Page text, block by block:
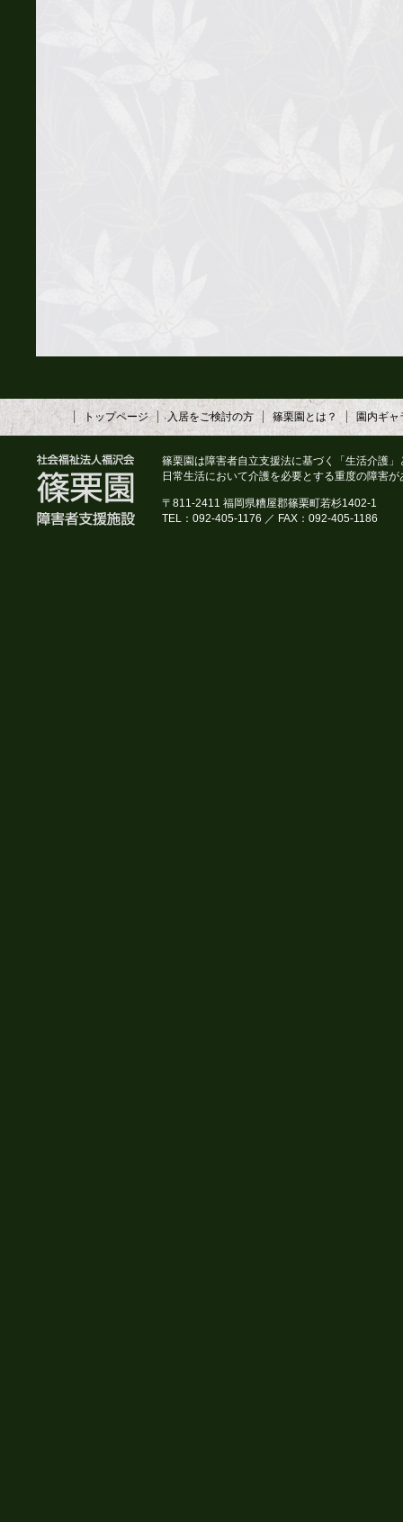
トップページ 入居をご検討の方 篠栗園とは？ 園内ギャ
篠栗園は障害者自立支援法に基づく「生活介護
日常生活において介護を必要とする重度の障害
〒811-2411 福岡県糟屋郡篠栗町若杉1402-1
TEL：092-405-1176 ／ FAX：092-405-1186